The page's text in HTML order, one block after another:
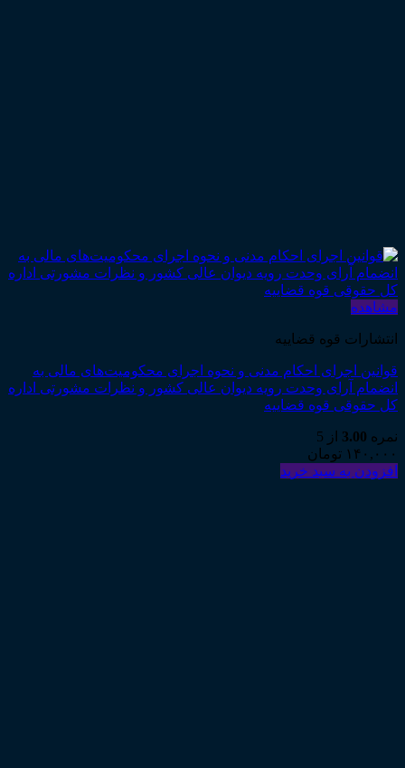
مشاهده
انتشارات قوه قضاییه
قوانین اجرای احکام مدنی و نحوه اجرای محکومیت‌های مالی به
انضمام آرای وحدت رویه دیوان عالی کشور و نظرات مشورتی اداره
کل حقوقی قوه قضاییه
نمره 3.00 از 5
۱۴۰,۰۰۰ تومان
افزودن به سبد خرید